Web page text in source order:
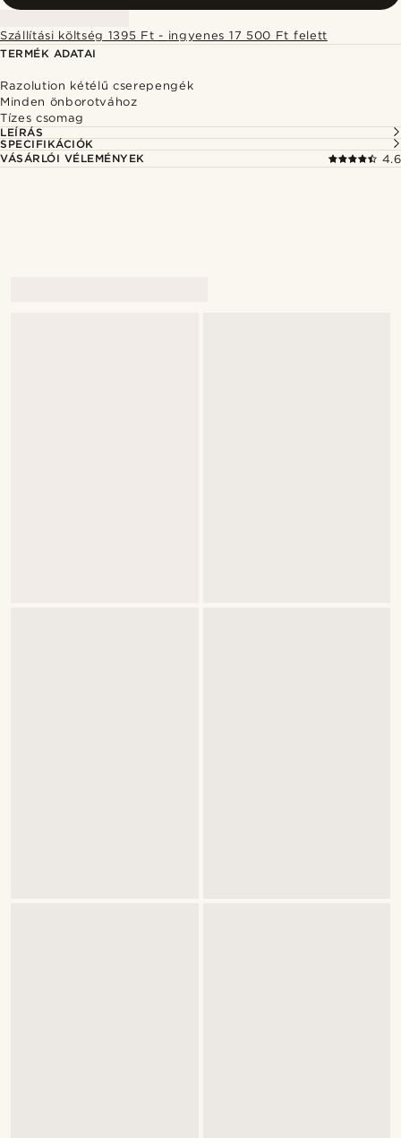
Szállítási költség 1395 Ft - ingyenes 17 500 Ft felett
TERMÉK ADATAI
Razolution kétélű cserepengék
Minden önborotvához
Tízes csomag
LEÍRÁS
SPECIFIKÁCIÓK
VÁSÁRLÓI VÉLEMÉNYEK
4.6